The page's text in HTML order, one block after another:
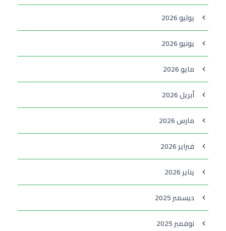
يوليو 2026
يونيو 2026
مايو 2026
أبريل 2026
مارس 2026
فبراير 2026
يناير 2026
ديسمبر 2025
نوفمبر 2025